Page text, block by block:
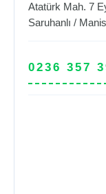
Atatürk Mah. 7
Saruhanlı /
0236 357